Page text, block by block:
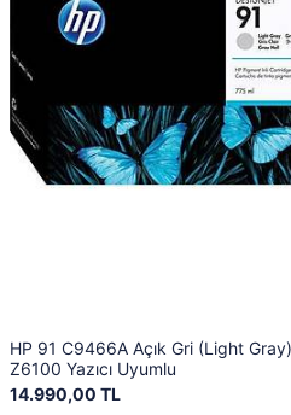
HP 91 C9466A Açık Gri (Light
Z6100 Yazıcı Uyumlu
14.990,00 TL